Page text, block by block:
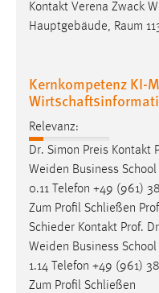
Kontakt Verena Zwack
Hauptgebäude, Raum
Kernkompetenz KI-
Relevanz:
Dr. Simon Preis Kontakt
Weiden Business
0.11 Telefon +49 (961)
Zum Profil Schließen
Schieder Kontakt Prof.
Weiden Business
1.14 Telefon +49 (961)
Zum Profil Schließen